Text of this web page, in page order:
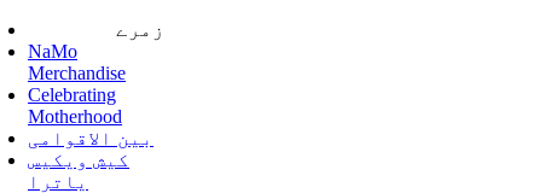
زمرے
NaMo
Merchandise
Celebrating
Motherhood
بین الاقوامی
کیش ویکیس
یاترا